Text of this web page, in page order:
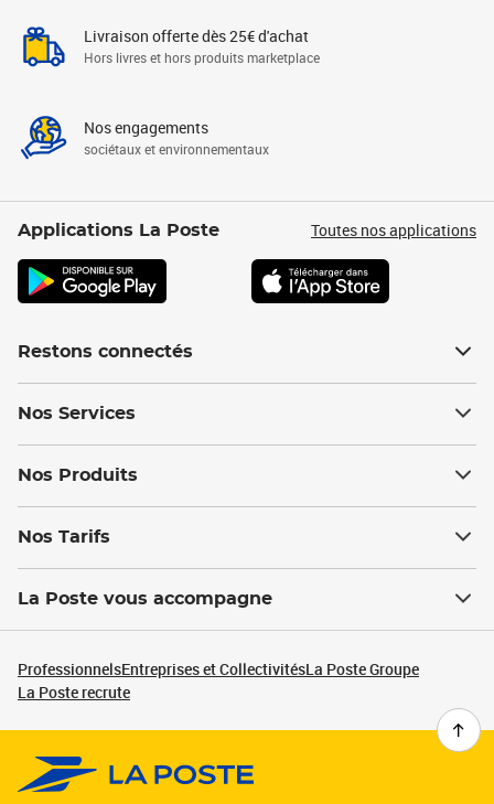
Livraison offerte dès 25€ d'achat
Hors livres et hors produits marketplace
Nos engagements
sociétaux et environnementaux
Applications La Poste Toutes nos applications
Restons connectés
Nos Services
Nos Produits
Nos Tarifs
La Poste vous accompagne
ProfessionnelsEntreprises et CollectivitésLa Poste Groupe
La Poste recrute